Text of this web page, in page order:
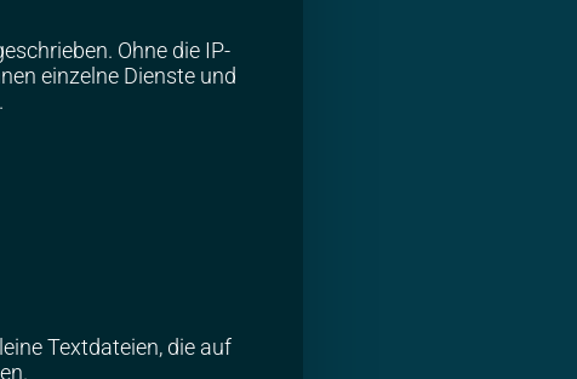
Ohne die IP-
einzelne Dienste und
Textdateien, die auf